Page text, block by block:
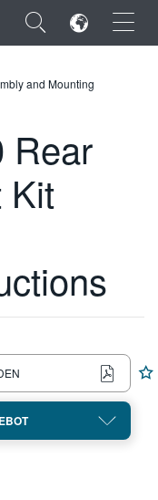
×
and Mounting
Rear
Kit